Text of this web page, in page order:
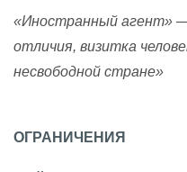
«Иностранный агент» —
отличия, визитка
несвободной стране»
ОГРАНИЧЕНИЯ